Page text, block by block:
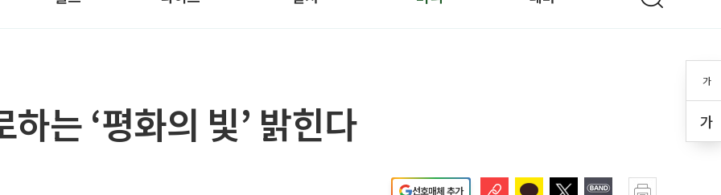
가
가
는 ‘평화의 빛’ 밝힌다
선호매체 추가